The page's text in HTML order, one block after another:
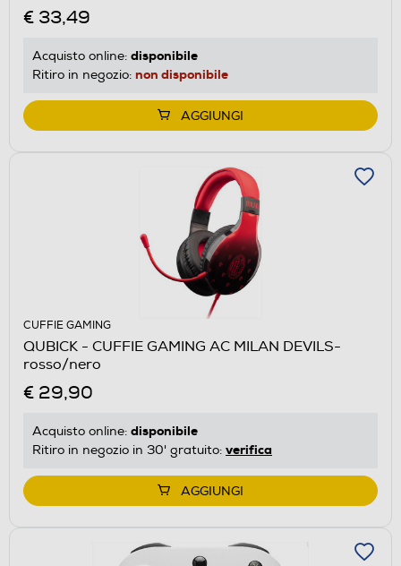
€ 33,49
Acquisto online: disponibile
Ritiro in negozio: non disponibile
AGGIUNGI
CUFFIE GAMING
QUBICK - CUFFIE GAMING AC MILAN DEVILS-
rosso/nero
€ 29,90
Acquisto online: disponibile
Ritiro in negozio in 30' gratuito: verifica
AGGIUNGI